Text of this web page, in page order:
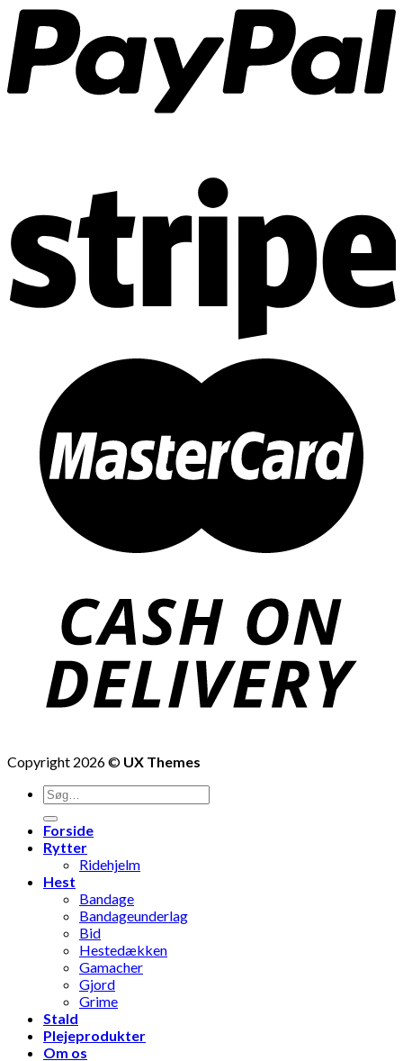
Copyright 2026 © UX Themes
Søg
efter:
Forside
Rytter
Ridehjelm
Hest
Bandage
Bandageunderlag
Bid
Hestedækken
Gamacher
Gjord
Grime
Stald
Plejeprodukter
Om os